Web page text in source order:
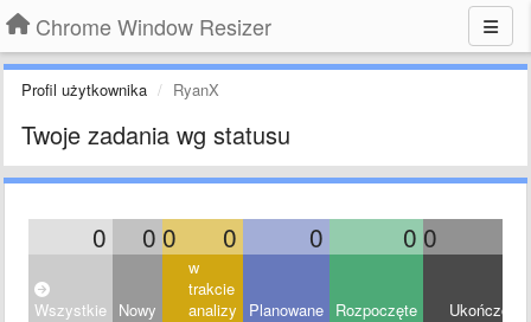
Chrome Window Resizer
Profil użytkownika RyanX
Twoje zadania wg statusu
0 0 0 0 0 0 0
Wszystkie Nowy
w
trakcie
analizy
Planowane Rozpoczęte Ukończony